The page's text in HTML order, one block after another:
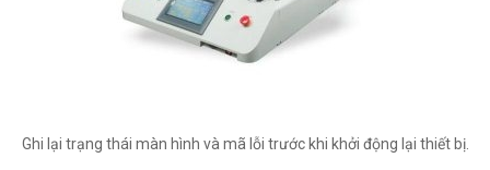
Ghi lại trạng thái màn hình và mã lỗi trước khi khởi động lại thiết bị.